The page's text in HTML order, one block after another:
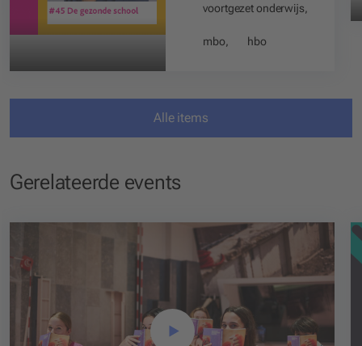
voortgezet onderwijs,
mbo, hbo
Alle items
Gerelateerde events